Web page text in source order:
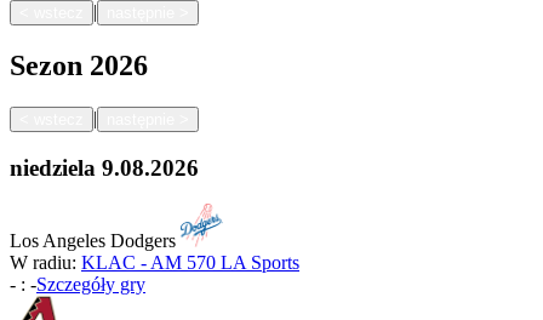
|
Sezon 2026
|
niedziela 9.08.2026
Los Angeles Dodgers
W radiu: KLAC - AM 570 LA Sports
- : -Szczegóły gry